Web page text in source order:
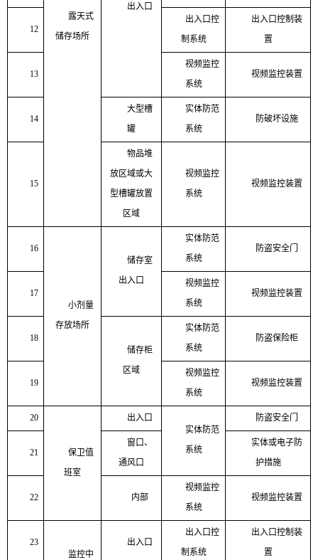
露天式
储存场所
出入口
12
出入口控
制系统
出入口控制装
置
13
视频监控
系统
视频监控装置
14
大型槽
罐
实体防范
系统
防破坏设施
15
物品堆
放区域或大
型槽罐放置
区域
视频监控
系统
视频监控装置
16
小剂量
存放场所
储存室
出入口
实体防范
系统
防盗安全门
17
视频监控
系统
视频监控装置
18
储存柜
区域
实体防范
系统
防盗保险柜
19
视频监控
系统
视频监控装置
20
保卫值
班室
出入口
实体防范
系统
防盗安全门
21
窗口、
通风口
实体或电子防
护措施
22 内部
视频监控
系统
视频监控装置
23
监控中
出入口
出入口控
制系统
出入口控制装
置